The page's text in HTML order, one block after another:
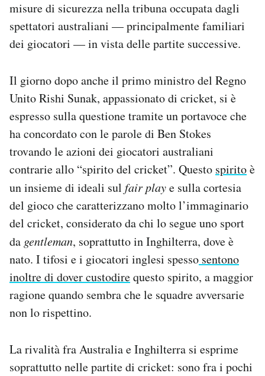
misure di sicurezza nella tribuna occupata dagli
spettatori australiani — principalmente familiari
dei giocatori — in vista delle partite successive.
Il giorno dopo anche il primo ministro del Regno
Unito Rishi Sunak, appassionato di cricket, si è
espresso sulla questione tramite un portavoce che
ha concordato con le parole di Ben Stokes
trovando le azioni dei giocatori australiani
contrarie allo “spirito del cricket”. Questo spiritoè
un insieme di ideali sul fair playe sulla cortesia
del gioco che caratterizzano molto l’immaginario
del cricket, considerato da chi lo segue uno sport
da gentleman, soprattutto in Inghilterra, dove è
nato. I tifosi e i giocatori inglesi spesso sentono
inoltre di dover custodirequesto spirito, a maggior
ragione quando sembra che le squadre avversarie
non lo rispettino.
La rivalità fra Australia e Inghilterra si esprime
soprattutto nelle partite di cricket: sono fra i pochi